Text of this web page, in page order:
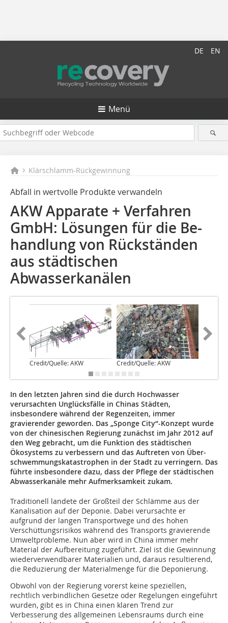
DE EN
Menü
Klärschlamm-Rückgewinnung
Abfall in wertvolle Produkte verwandeln
AKW Apparate + Verfahren
GmbH: Lösungen für die Be­
hand­lung von Rückständen
aus städtischen
Abwasserkanälen
Credit/Quelle: AKW Credit/Quelle: AKW
In den letzten Jahren sind die durch Hochwasser
verursachten Unglücksfälle in Chinas Städten,
insbesondere während der Regenzeiten, immer
gravierender geworden. Das „Sponge City“-Konzept wurde
von der chinesischen Regierung zunächst im Jahr 2012 auf
den Weg gebracht, um die Funktion des städtischen
Ökosystems zu verbessern und das Auftreten von Über­
schwemmungskatastrophen in der Stadt zu verringern. Das
führte insbeson­de­re dazu, dass der Pflege der städtischen
Ab­wasserkanäle mehr Aufmerksamkeit zukam.
Traditionell landete der Großteil der Schlämme aus der
Kanalisation auf der Deponie. Dabei verursachte er
aufgrund der langen Transportwege und des hohen
Verschüttungsrisikos während des Transports gravierende
Umweltprobleme. Nun aber wird in China immer mehr
Material der Aufbereitung zugeführt. Ziel ist die Gewinnung
wiederverwendbarer Materialien und, daraus resultierend,
die Reduzierung der Materialmenge für die Deponierung.
Obwohl von der Regierung vorerst keine speziellen,
rechtlich verbindlichen Gesetze oder Regelungen eingeführt
wurden, gibt es in China einen klaren Trend zur
Verbesserung des allgemeinen Lebensraums durch eine